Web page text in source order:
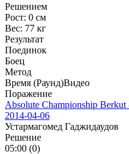
Решением
Рост: 0 см
Вес: 77 кг
Результат
Поединок
Боец
Метод
Время (Раунд)Видео
Поражение
Absolute Championship
2014-04-06
Устармагомед Гаджидаудов
Решение
05:00 (0)